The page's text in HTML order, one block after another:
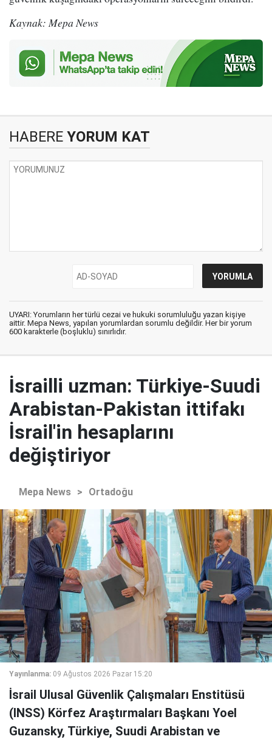
Kaynak: Mepa News
HABERE YORUM KAT
UYARI: Yorumların her türlü cezai ve hukuki sorumluluğu yazan kişiye
aittir. Mepa News, yapılan yorumlardan sorumlu değildir. Her bir yorum
600 karakterle (boşluklu) sınırlıdır.
İsrailli uzman: Türkiye-Suudi
Arabistan-Pakistan ittifakı
İsrail'in hesaplarını
değiştiriyor
Mepa News > Ortadoğu
Yayınlanma: 09 Ağustos 2026 Pazar 15:20
İsrail Ulusal Güvenlik Çalışmaları Enstitüsü
(INSS) Körfez Araştırmaları Başkanı Yoel
Guzansky, Türkiye, Suudi Arabistan ve